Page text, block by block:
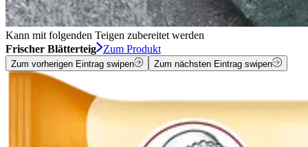
Kann mit folgenden Teigen zubereitet werden
Frischer Blätterteig
Zum Produkt
Zum vorherigen Eintrag swipen Zum nächsten Eintrag swipen